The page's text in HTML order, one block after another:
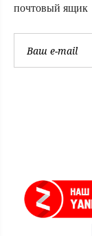
почтовый ящик